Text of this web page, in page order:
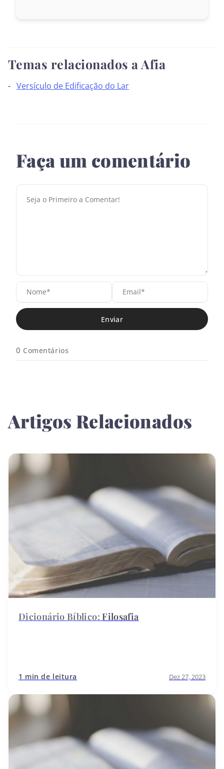
Temas relacionados a Afia
Versículo de Edificação do Lar
Faça um comentário
N
o
m
e
*
E
i
0 Comentários
Artigos Relacionados
Filosafia
1 min de leitura Dez 27, 2023